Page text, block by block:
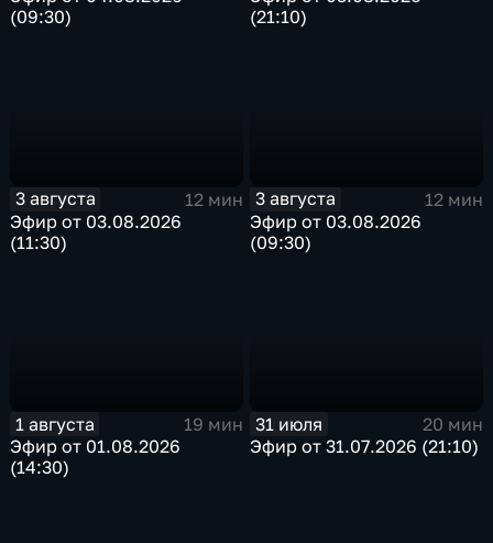
(09:30)
(21:10)
3 августа
12 мин
Эфир от 03.08.2026
(11:30)
3 августа
12 мин
Эфир от 03.08.2026
(09:30)
1 августа
19 мин
Эфир от 01.08.2026
(14:30)
31 июля
20 мин
Эфир от 31.07.2026 (21:10)